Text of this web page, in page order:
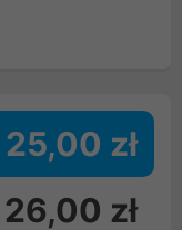
25,00 zł
26,00 zł